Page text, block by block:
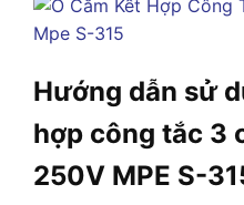
Hướng dẫn sử
hợp công tắc 3
250V MPE S-